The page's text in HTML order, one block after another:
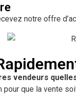
notre offre
vendeurs
que la vente